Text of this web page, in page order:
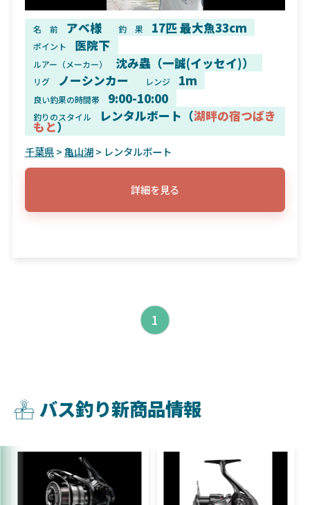
名 前 アベ様 釣 果 17匹 最大魚33cm
ポイント 医院下
ルアー（メーカー） 沈み蟲（一誠(イッセイ)）
リグ ノーシンカー レンジ 1m
良い釣果の時間帯 9:00-10:00
釣りのスタイル レンタルボート（湖畔の宿つばき
もと）
千葉県>亀山湖> レンタルボート
詳細を見る
1
バス釣り新商品情報